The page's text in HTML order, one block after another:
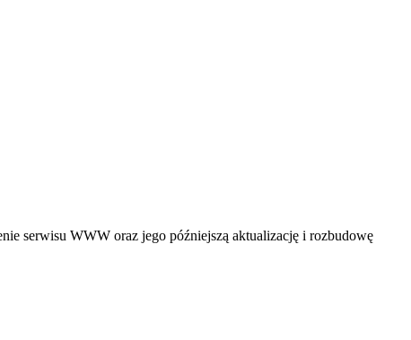
serwisu WWW oraz jego późniejszą aktualizację i rozbudowę